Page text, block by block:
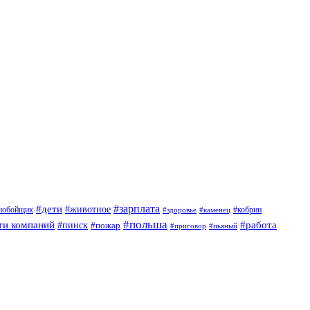
#дети #животное #зарплата #здоровье #каменец #кобрин
компаний #пинск #пожар #польша #приговор #пьяный #работа